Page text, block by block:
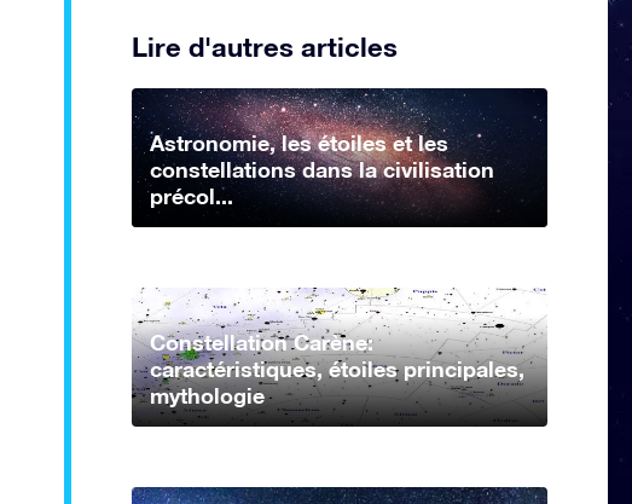
Lire d'autres articles
Astronomie, les étoiles et les
constellations dans la civilisation
précol...
Constellation Carène:
caractéristiques, étoiles principales,
mythologie